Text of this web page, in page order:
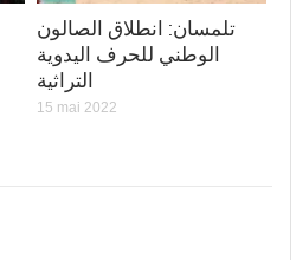
تلمسان: انطلاق الصالون
الوطني للحرف اليدوية
التراثية
15 mai 2022